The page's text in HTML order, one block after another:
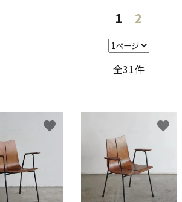
1 2
全31件
favorite favorite